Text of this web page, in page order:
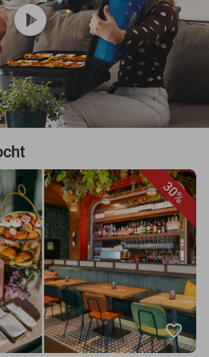
play_circle
30%
favorite_border